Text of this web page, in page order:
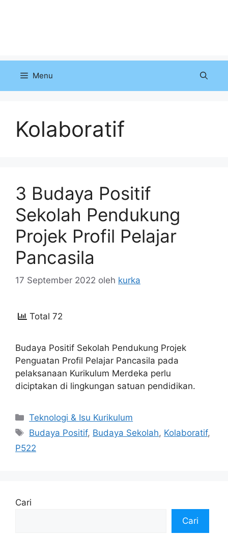
Menu
Kolaboratif
3 Budaya Positif
Sekolah Pendukung
Projek Profil Pelajar
Pancasila
17 September 2022 oleh kurka
Total 72
Budaya Positif Sekolah Pendukung Projek
Penguatan Profil Pelajar Pancasila pada
pelaksanaan Kurikulum Merdeka perlu
diciptakan di lingkungan satuan pendidikan.
Kategori
Teknologi & Isu Kurikulum
Tag
Budaya Positif, Budaya Sekolah, Kolaboratif,
P522
Cari
Cari